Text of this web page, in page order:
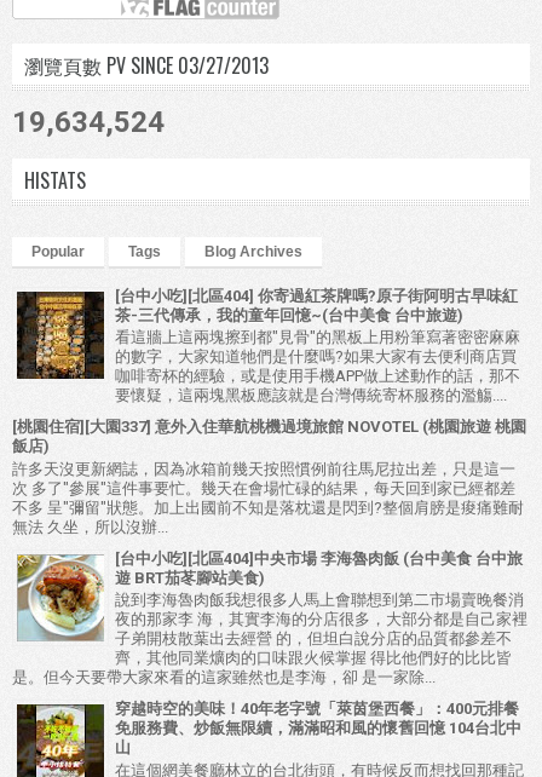
瀏覽頁數 PV SINCE 03/27/2013
19,634,524
HISTATS
Popular Tags Blog Archives
[台中小吃][北區404] 你寄過紅茶牌嗎?原子街阿明古早味紅
茶-三代傳承，我的童年回憶~(台中美食 台中旅遊)
看這牆上這兩塊擦到都"見骨"的黑板上用粉筆寫著密密麻麻
的數字，大家知道牠們是什麼嗎?如果大家有去便利商店買
咖啡寄杯的經驗，或是使用手機APP做上述動作的話，那不
要懷疑，這兩塊黑板應該就是台灣傳統寄杯服務的濫觴....
[桃園住宿][大園337] 意外入住華航桃機過境旅館 NOVOTEL (桃園旅遊 桃園
飯店)
許多天沒更新網誌，因為冰箱前幾天按照慣例前往馬尼拉出差，只是這一
次 多了"參展"這件事要忙。幾天在會場忙碌的結果，每天回到家已經都差
不多 呈"彌留"狀態。加上出國前不知是落枕還是閃到?整個肩膀是痠痛難耐
無法 久坐，所以沒辦...
[台中小吃][北區404]中央市場 李海魯肉飯 (台中美食 台中旅
遊 BRT茄苳腳站美食)
說到李海魯肉飯我想很多人馬上會聯想到第二市場賣晚餐消
夜的那家李 海，其實李海的分店很多，大部分都是自己家裡
子弟開枝散葉出去經營 的，但坦白說分店的品質都參差不
齊，其他同業爌肉的口味跟火候掌握 得比他們好的比比皆
是。但今天要帶大家來看的這家雖然也是李海，卻 是一家除...
穿越時空的美味！40年老字號「萊茵堡西餐」：400元排餐
免服務費、炒飯無限續，滿滿昭和風的懷舊回憶 104台北中
山
在這個網美餐廳林立的台北街頭，有時候反而想找回那種記